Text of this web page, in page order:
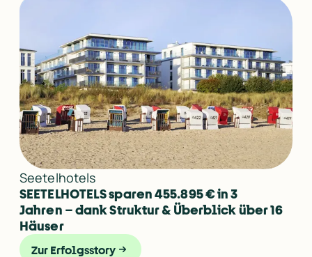
Seetelhotels
SEETELHOTELS sparen 455.895 € in 3
Jahren – dank Struktur & Überblick über 16
Häuser
Zur Erfolgsstory